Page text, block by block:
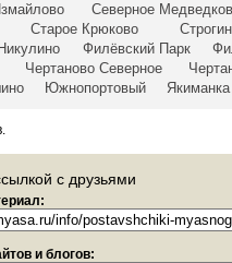
Северное
Старое Крюково
Филёвский Парк
Чертаново Северное
Южнопортовый Якиманка
с друзьями
и блогов: